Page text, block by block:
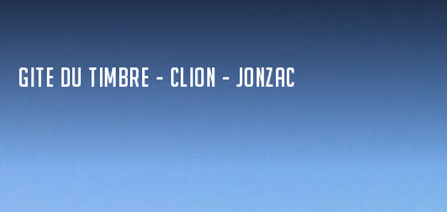
GITE DU TIMBRE - CLION - JONZAC